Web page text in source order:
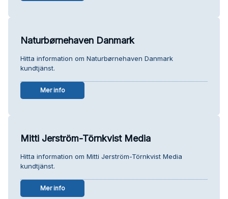
Naturbørnehaven Danmark
Hitta information om Naturbørnehaven Danmark
kundtjänst.
Mer info
Mitti Jerström-Törnkvist Media
Hitta information om Mitti Jerström-Törnkvist Media
kundtjänst.
Mer info